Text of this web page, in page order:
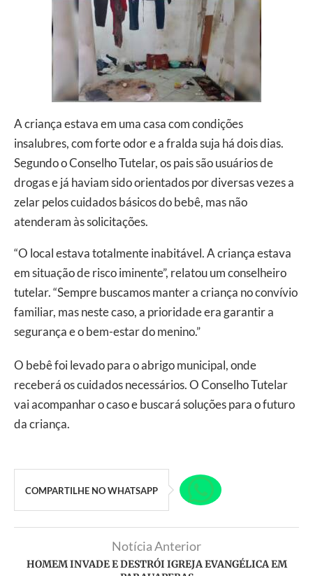
A criança estava em uma casa com condições
insalubres, com forte odor e a fralda suja há dois dias.
Segundo o Conselho Tutelar, os pais são usuários de
drogas e já haviam sido orientados por diversas vezes a
zelar pelos cuidados básicos do bebê, mas não
atenderam às solicitações.
“O local estava totalmente inabitável. A criança estava
em situação de risco iminente”, relatou um conselheiro
tutelar. “Sempre buscamos manter a criança no convívio
familiar, mas neste caso, a prioridade era garantir a
segurança e o bem-estar do menino.”
O bebê foi levado para o abrigo municipal, onde
receberá os cuidados necessários. O Conselho Tutelar
vai acompanhar o caso e buscará soluções para o futuro
da criança.
COMPARTILHE NO WHATSAPP
Notícia Anterior
HOMEM INVADE E DESTRÓI IGREJA EVANGÉLICA EM